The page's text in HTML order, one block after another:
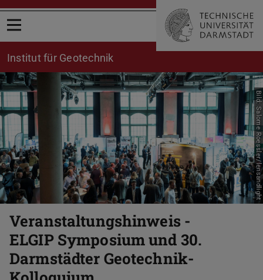
Menü öffnen
Institut für Geotechnik
Bild: Salome Roessler/lensandlight
Veranstaltungshinweis -
ELGIP Symposium und 30.
Darmstädter Geotechnik-
Zurück Vor